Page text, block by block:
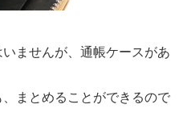
ませんが、通帳ケースがあ
まとめることができるので